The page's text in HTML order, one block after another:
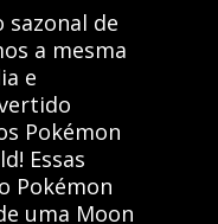
sazonal de
a mesma
e
Pokémon
Essas
Pokémon
uma Moon